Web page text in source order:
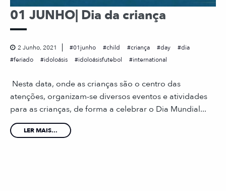
01 JUNHO| Dia da criança
2 Junho, 2021 01junho child criança day
dia
feriado
idoloásis idoloásisfutebol international
Nesta data, onde as crianças são o centro das
atenções, organizam-se diversos eventos e atividades
para as crianças, de forma a celebrar o Dia Mundial...
LER MAIS...